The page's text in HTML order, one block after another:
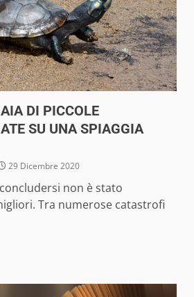
DI PICCOLE
SU UNA SPIAGGIA
29 Dicembre 2020
non è stato
Tra numerose catastrofi